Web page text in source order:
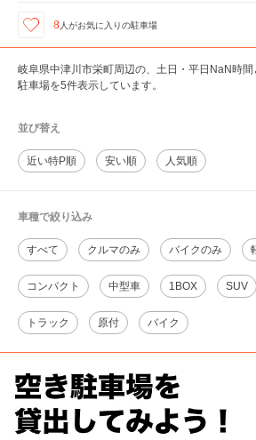
8 人がお気に入りの駐車場
岐阜県中津川市栄町周辺の、土日・平日NaN時
駐車場を5件表示しています。
並び替え
近い特P順 安い順 人気順
車種で絞り込み
すべて クルマのみ バイクのみ
コンパクト 中型車 1BOX SUV
トラック 原付 バイク